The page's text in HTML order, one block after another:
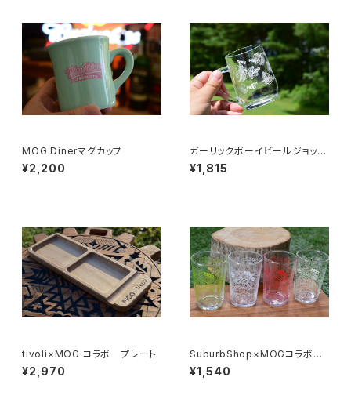
MOG Dinerマグカップ
¥2,200
ガーリックボーイビールジョッキ
総柄
¥1,815
tivoli×MOG コラボ プレート
¥2,970
SuburbShop×MOGコラボグ
ラス
¥1,540